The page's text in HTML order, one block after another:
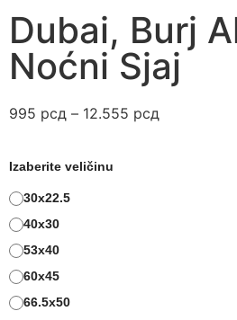
Dubai, Burj
Noćni Sjaj
995 рсд – 12.555 рсд
Izaberite veličinu
30x22.5
40x30
53x40
60x45
66.5x50